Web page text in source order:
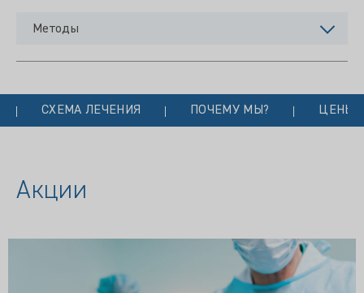
Методы
СХЕМА ЛЕЧЕНИЯ ПОЧЕМУ МЫ? ЦЕНЫ
Акции